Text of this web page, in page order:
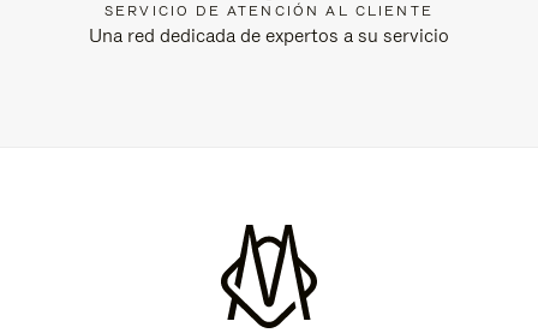
SERVICIO DE ATENCIÓN AL CLIENTE
Una red dedicada de expertos a su servicio